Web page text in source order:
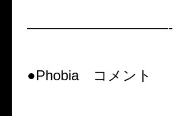
——————————-
●Phobia コメント